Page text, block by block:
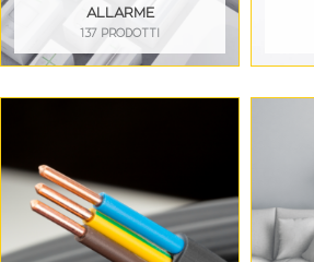
ALLARME
137 PRODOTTI